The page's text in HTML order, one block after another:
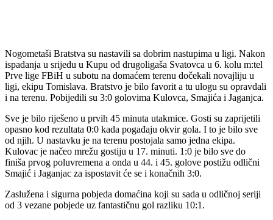
Nogometaši Bratstva su nastavili sa dobrim nastupima u ligi. Nakon
ispadanja u srijedu u Kupu od drugoligaša Svatovca u 6. kolu m:tel
Prve lige FBiH u subotu na domaćem terenu dočekali novajliju u
ligi, ekipu Tomislava. Bratstvo je bilo favorit a tu ulogu su opravdali
i na terenu. Pobijedili su 3:0 golovima Kulovca, Smajića i Jaganjca.
Sve je bilo riješeno u prvih 45 minuta utakmice. Gosti su zaprijetili
opasno kod rezultata 0:0 kada pogađaju okvir gola. I to je bilo sve
od njih. U nastavku je na terenu postojala samo jedna ekipa.
Kulovac je načeo mrežu gostiju u 17. minuti. 1:0 je bilo sve do
finiša prvog poluvremena a onda u 44. i 45. golove postižu odlični
Smajić i Jaganjac za ispostavit će se i konačnih 3:0.
Zaslužena i sigurna pobjeda domaćina koji su sada u odličnoj seriji
od 3 vezane pobjede uz fantastičnu gol razliku 10:1.